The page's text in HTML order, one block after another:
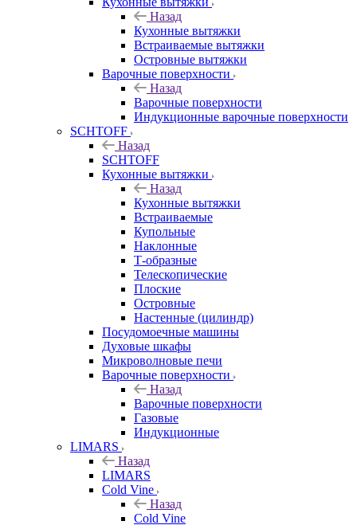
Назад
Кухонные вытяжки
Встраиваемые вытяжки
Островные вытяжки
Варочные поверхности
Назад
Варочные поверхности
Индукционные варочные поверхности
SCHTOFF
Назад
SCHTOFF
Кухонные вытяжки
Назад
Кухонные вытяжки
Встраиваемые
Купольные
Наклонные
Т-образные
Телескопические
Плоские
Островные
Настенные (цилиндр)
Посудомоечные машины
Духовые шкафы
Микроволновые печи
Варочные поверхности
Назад
Варочные поверхности
Газовые
Индукционные
LIMARS
Назад
LIMARS
Cold Vine
Назад
Cold Vine